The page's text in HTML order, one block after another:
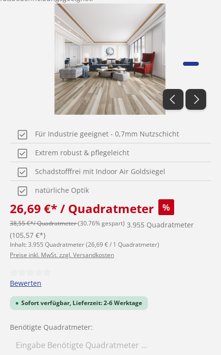
Bildergalerie überspringen
Für Industrie geeignet - 0,7mm Nutzschicht
Extrem robust & pflegeleicht
Schadstofffrei mit Indoor Air Goldsiegel
natürliche Optik
26,69 €* / Quadratmeter %
38,55 €*/ Quadratmeter(30.76% gespart) 3.955 Quadratmeter
(105,57 €*)
Inhalt: 3.955 Quadratmeter(26,69 € / 1 Quadratmeter)
Preise inkl. MwSt. zzgl. Versandkosten
Durchschnittliche Bewertung von 0 von 5 Sternen
Bewerten
Sofort verfügbar, Lieferzeit: 2-6 Werktage
Benötigte Quadratmeter: